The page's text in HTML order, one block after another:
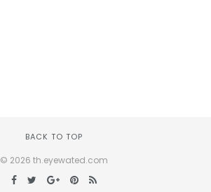
BACK TO TOP
© 2026 th.eyewated.com